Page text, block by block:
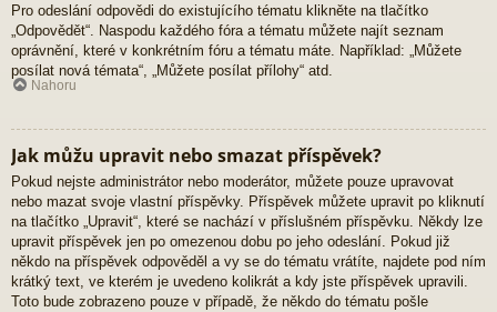
Pro odeslání odpovědi do existujícího tématu klikněte na tlačítko
„Odpovědět“. Naspodu každého fóra a tématu můžete najít seznam
oprávnění, které v konkrétním fóru a tématu máte. Například: „Můžete
posílat nová témata“, „Můžete posílat přílohy“ atd.
Nahoru
Jak můžu upravit nebo smazat příspěvek?
Pokud nejste administrátor nebo moderátor, můžete pouze upravovat
nebo mazat svoje vlastní příspěvky. Příspěvek můžete upravit po kliknutí
na tlačítko „Upravit“, které se nachází v příslušném příspěvku. Někdy lze
upravit příspěvek jen po omezenou dobu po jeho odeslání. Pokud již
někdo na příspěvek odpověděl a vy se do tématu vrátíte, najdete pod ním
krátký text, ve kterém je uvedeno kolikrát a kdy jste příspěvek upravili.
Toto bude zobrazeno pouze v případě, že někdo do tématu pošle